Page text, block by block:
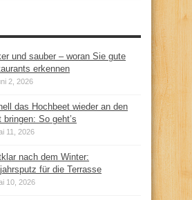
und sauber – woran Sie gute
erkennen
2, 2026
das Hochbeet wieder an den
bringen: So geht’s
11, 2026
nach dem Winter:
für die Terrasse
10, 2026